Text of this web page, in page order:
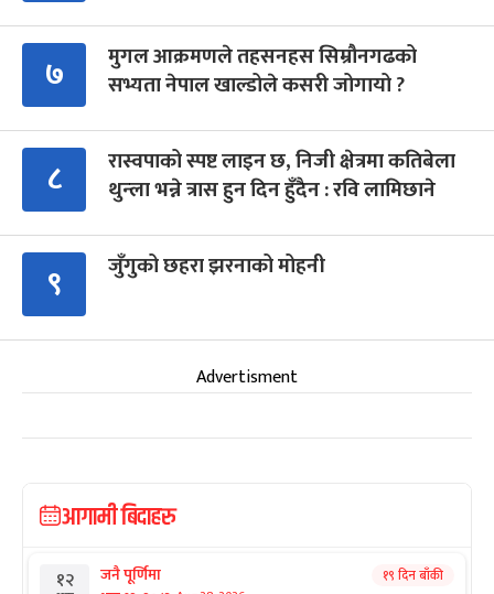
७
मुगल आक्रमणले तहसनहस सिम्रौनगढको
सभ्यता नेपाल खाल्डोले कसरी जोगायो ?
८
रास्वपाको स्पष्ट लाइन छ, निजी क्षेत्रमा कतिबेला
थुन्ला भन्ने त्रास हुन दिन हुँदैन : रवि लामिछाने
९ जुँगुको छहरा झरनाको मोहनी
Advertisment
आगामी बिदाहरु
१२ जनै पूर्णिमा १९ दिन बाँकी